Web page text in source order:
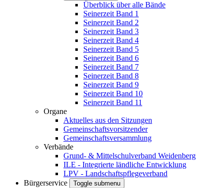
Überblick über alle Bände
Seinerzeit Band 1
Seinerzeit Band 2
Seinerzeit Band 3
Seinerzeit Band 4
Seinerzeit Band 5
Seinerzeit Band 6
Seinerzeit Band 7
Seinerzeit Band 8
Seinerzeit Band 9
Seinerzeit Band 10
Seinerzeit Band 11
Organe
Aktuelles aus den Sitzungen
Gemeinschaftsvorsitzender
Gemeinschaftsversammlung
Verbände
Grund- & Mittelschulverband Weidenberg
ILE - Integrierte ländliche Entwicklung
LPV - Landschaftspflegeverband
Bürgerservice
Toggle submenu